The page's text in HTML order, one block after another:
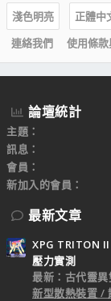
淺色明亮
正體中
連絡我們
使用條
論壇統計
主題
訊息
會員
新加入的會員
最新文章
XPG TRITON
壓力實測
最新：古代靈
新型散熱裝置 /